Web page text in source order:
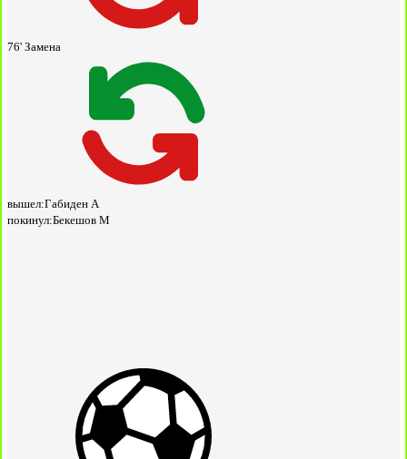
76' Замена
вышел:Габиден А
покинул:Бекешов М